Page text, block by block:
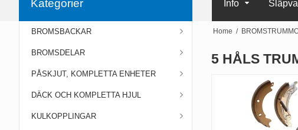
Info
Kategorier
BROMSBACKAR
BROMSDELAR
PÅSKJUT, KOMPLETTA ENHETER
DÄCK OCH KOMPLETTA HJUL
KULKOPPLINGAR
Home /
5 HÅLS